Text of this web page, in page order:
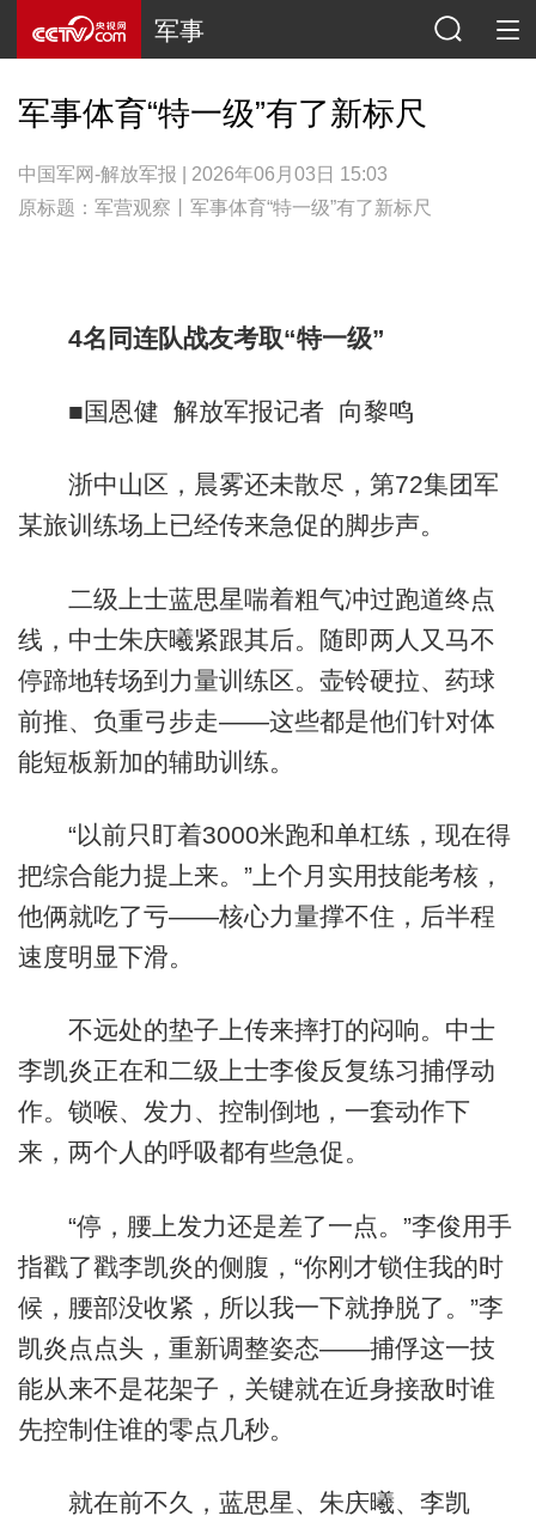
军事
军事体育“特一级”有了新标尺
中国军网-解放军报 | 2026年06月03日 15:03
原标题：军营观察丨军事体育“特一级”有了新标尺
4名同连队战友考取“特一级”
■国恩健 解放军报记者 向黎鸣
浙中山区，晨雾还未散尽，第72集团军
某旅训练场上已经传来急促的脚步声。
二级上士蓝思星喘着粗气冲过跑道终点
线，中士朱庆曦紧跟其后。随即两人又马不
停蹄地转场到力量训练区。壶铃硬拉、药球
前推、负重弓步走——这些都是他们针对体
能短板新加的辅助训练。
“以前只盯着3000米跑和单杠练，现在得
把综合能力提上来。”上个月实用技能考核，
他俩就吃了亏——核心力量撑不住，后半程
速度明显下滑。
不远处的垫子上传来摔打的闷响。中士
李凯炎正在和二级上士李俊反复练习捕俘动
作。锁喉、发力、控制倒地，一套动作下
来，两个人的呼吸都有些急促。
“停，腰上发力还是差了一点。”李俊用手
指戳了戳李凯炎的侧腹，“你刚才锁住我的时
候，腰部没收紧，所以我一下就挣脱了。”李
凯炎点点头，重新调整姿态——捕俘这一技
能从来不是花架子，关键就在近身接敌时谁
先控制住谁的零点几秒。
就在前不久，蓝思星、朱庆曦、李凯